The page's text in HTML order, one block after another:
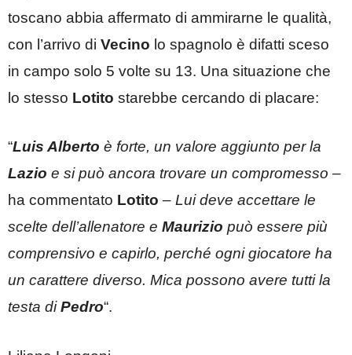
toscano abbia affermato di ammirarne le qualità,
con l’arrivo di Vecino lo spagnolo è difatti sceso
in campo solo 5 volte su 13. Una situazione che
lo stesso Lotito starebbe cercando di placare:
“Luis Alberto è forte, un valore aggiunto per la
Lazio e si può ancora trovare un compromesso –
ha commentato Lotito – Lui deve accettare le
scelte dell’allenatore e Maurizio può essere più
comprensivo e capirlo, perché ogni giocatore ha
un carattere diverso. Mica possono avere tutti la
testa diPedro“.